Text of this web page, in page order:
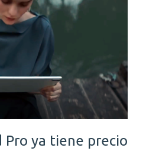
Pro ya tiene precio